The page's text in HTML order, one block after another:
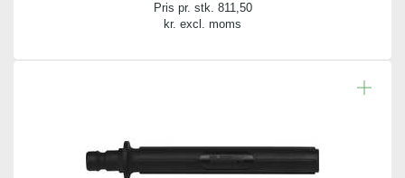
Pris pr. stk. 811,50
kr. excl. moms